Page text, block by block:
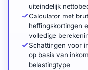
uiteindelijk
Calculator met
heffingskortingen
volledige
Schattingen voor
op basis van
belastingtype